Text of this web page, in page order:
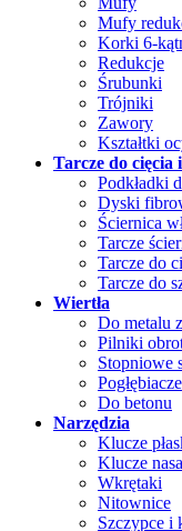
Mufy
Korki 6-
Redukcje
Śrubunki
Trójniki
Zawory
Kształtki
Tarcze do cięcia
Podkładki
Dyski
Ściernica
Tarcze
Tarcze do
Tarcze do
Wiertła
Do metalu
Pilniki
Stopniowe
Pogłębiacze
Do betonu
Narzędzia
Klucze
Klucze
Wkrętaki
Nitownice
Szczypce i